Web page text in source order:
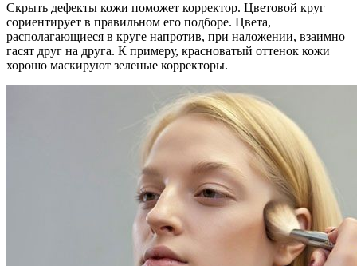
Скрыть дефекты кожи поможет корректор. Цветовой круг
сориентирует в правильном его подборе. Цвета,
располагающиеся в круге напротив, при наложении, взаимно
гасят друг на друга. К примеру, красноватый оттенок кожи
хорошо маскируют зеленые корректоры.